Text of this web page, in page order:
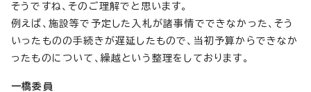
そうですね、そのご理解でと思います。
例えば、施設等で予定した入札が諸事情でできなかった、そう
いったものの手続きが遅延したもので、当初予算からできなか
ったものについて、繰越という整理をしております。
一橋委員